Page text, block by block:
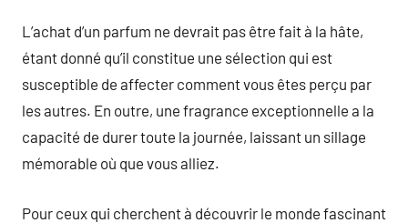
L’achat d’un parfum ne devrait pas être fait à la hâte,
étant donné qu’il constitue une sélection qui est
susceptible de affecter comment vous êtes perçu par
les autres. En outre, une fragrance exceptionnelle a la
capacité de durer toute la journée, laissant un sillage
mémorable où que vous alliez.
Pour ceux qui cherchent à découvrir le monde fascinant